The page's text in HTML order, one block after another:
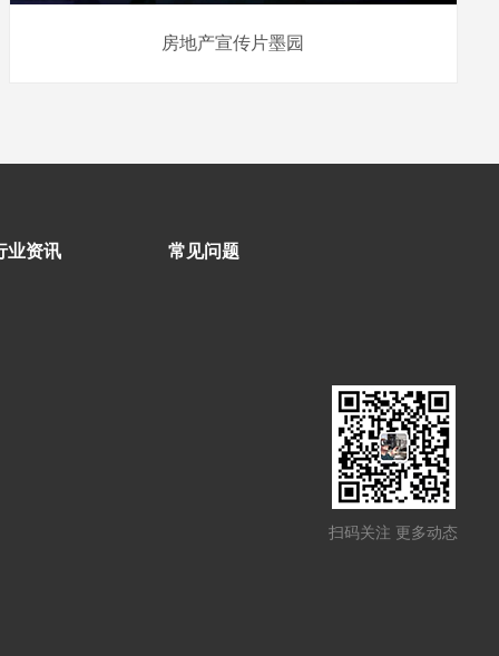
房地产宣传片墨园
业资讯 常见问题
扫码关注 更多动态